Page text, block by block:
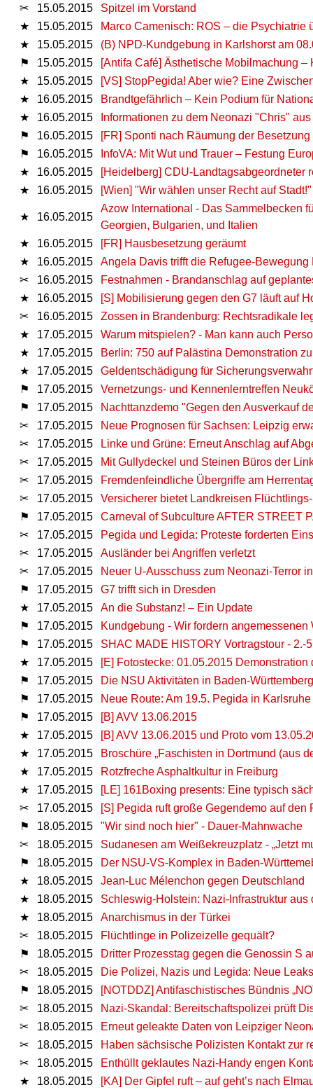
✂ 15.05.2015
Spitzel im Vorstand
★
15.05.2015
Marco Camenisch: ROS – die
★
15.05.2015
(B) NPD-Kundgebung in Karlshorst am
⚑
15.05.2015
[Antifa Café] Ästhetische Mobilmachung –
★
15.05.2015
[VS] StopPegida! Aber wie? Eine
★
16.05.2015
Brandtgefährlich – Kein Podium für
★
16.05.2015
Informationen zu dem Neonazi "Chris"
⚑
16.05.2015
[FR] Sponti nach Räumung der Besetzung
⚑
16.05.2015
InfoVA: Mit Wut und Trauer – Festung
★
16.05.2015
[Heidelberg] CDU-Landtagsabgeordneter
★
16.05.2015 [Wien] "Wir wählen unser Recht auf
★ 16.05.2015
Azow International - Das Sammelbecken
Georgien, Bulgarien, und Italien
★
16.05.2015
[FR] Hausbesetzung geräumt
★
16.05.2015
Angela Davis trifft die Refugee-
✂
16.05.2015
Festnahmen - Brandanschlag auf
★
16.05.2015
[S] Mobilisierung gegen den G7 läuft auf
✂
16.05.2015
Zossen in Brandenburg: Rechtsradikale
★
17.05.2015
Warum mitspielen? - Man kann auch
★
17.05.2015
Berlin: 750 auf Palästina Demonstration
★
17.05.2015
Geldentschädigung für
⚑
17.05.2015
Vernetzungs- und Kennenlerntreffen
⚑
17.05.2015
Nachttanzdemo "Gegen den Ausverkauf
✂
17.05.2015
Neue Prognosen für Sachsen: Leipzig
✂
17.05.2015
Linke und Grüne: Erneut Anschlag auf
✂
17.05.2015
Mit Gullydeckel und Steinen Büros der
✂
17.05.2015
Fremdenfeindliche Übergriffe am
✂
17.05.2015
Versicherer bietet Landkreisen
⚑
17.05.2015
Carneval of Subculture AFTER STREET
✂
17.05.2015
Pegida und Legida: Proteste forderten
✂
17.05.2015
Ausländer bei Angriffen verletzt
✂
17.05.2015
Neuer U-Ausschuss zum Neonazi-Terror
⚑
17.05.2015
G7 trifft sich in Dresden
★
17.05.2015
An die Substanz! – Ein Update
⚑
17.05.2015
Kundgebung - Wir fordern
⚑
17.05.2015
SHAC MADE HISTORY Vortragstour -
★
17.05.2015
[E] Fotostecke: 01.05.2015 Demonstration
⚑
17.05.2015
Die NSU Aktivitäten in Baden-
⚑
17.05.2015
Neue Route: Am 19.5. Pegida in
⚑
17.05.2015
[B] AVV 13.06.2015
★
17.05.2015
[B] AVV 13.06.2015 und Proto vom
★
17.05.2015
Broschüre „Faschisten in Dortmund (aus
★
17.05.2015
Rotzfreche Asphaltkultur in Freiburg
★
17.05.2015
[LE] 161Boxing presents: Eine typisch
✂
17.05.2015
[S] Pegida ruft große Gegendemo auf den
⚑
18.05.2015
"Wir sind noch hier" - Dauer-Mahnwache
✂
18.05.2015
Sudanesen am Weißekreuzplatz - „Jetzt
⚑
18.05.2015
Der NSU-VS-Komplex in Baden-
★
18.05.2015
Jean-Luc Mélenchon gegen Deutschland
★
18.05.2015
Schleswig-Holstein: Nazi-Infrastruktur aus
★
18.05.2015
Anarchismus in der Türkei
✂
18.05.2015
Flüchtlinge in Polizeizelle gequält?
⚑
18.05.2015
Dritter Prozesstag gegen die Genossin S
✂
18.05.2015
Die Polizei, Nazis und Legida: Neue
⚑
18.05.2015
[NOTDDZ] Antifaschistisches Bündnis
✂
18.05.2015
Nazi-Skandal: Bereitschaftspolizei prüft
✂
18.05.2015
Erneut geleakte Daten von Leipziger
✂
18.05.2015
Haben sächsische Polizisten Kontakt zur
✂
18.05.2015
Enthüllt geklautes Nazi-Handy engen
★
18.05.2015
[KA] Der Gipfel ruft – auf geht’s nach